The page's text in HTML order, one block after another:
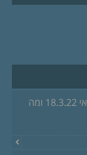
ארוע ניקיון בחוף בית ינאי 18.3.22 ומה